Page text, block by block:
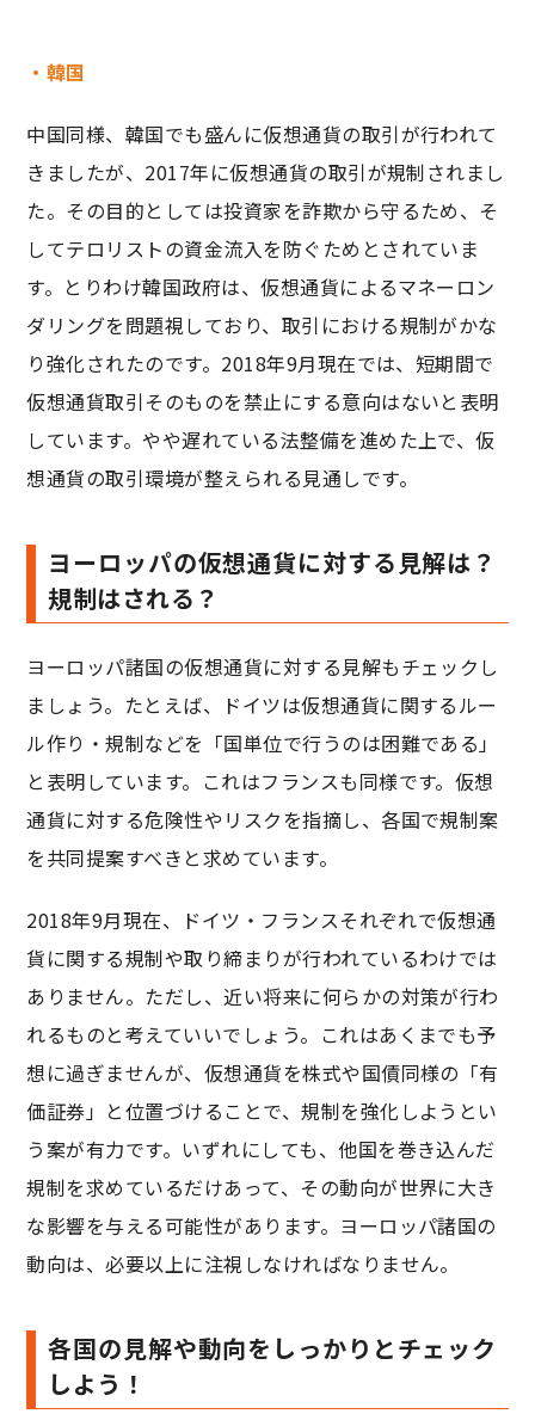
・韓国
中国同様、韓国でも盛んに仮想通貨の取引が行われて
きましたが、2017年に仮想通貨の取引が規制されまし
た。その目的としては投資家を詐欺から守るため、そ
してテロリストの資金流入を防ぐためとされていま
す。とりわけ韓国政府は、仮想通貨によるマネーロン
ダリングを問題視しており、取引における規制がかな
り強化されたのです。2018年9月現在では、短期間で
仮想通貨取引そのものを禁止にする意向はないと表明
しています。やや遅れている法整備を進めた上で、仮
想通貨の取引環境が整えられる見通しです。
ヨーロッパの仮想通貨に対する見解は？
規制はされる？
ヨーロッパ諸国の仮想通貨に対する見解もチェックし
ましょう。たとえば、ドイツは仮想通貨に関するルー
ル作り・規制などを「国単位で行うのは困難である」
と表明しています。これはフランスも同様です。仮想
通貨に対する危険性やリスクを指摘し、各国で規制案
を共同提案すべきと求めています。
2018年9月現在、ドイツ・フランスそれぞれで仮想通
貨に関する規制や取り締まりが行われているわけでは
ありません。ただし、近い将来に何らかの対策が行わ
れるものと考えていいでしょう。これはあくまでも予
想に過ぎませんが、仮想通貨を株式や国債同様の「有
価証券」と位置づけることで、規制を強化しようとい
う案が有力です。いずれにしても、他国を巻き込んだ
規制を求めているだけあって、その動向が世界に大き
な影響を与える可能性があります。ヨーロッパ諸国の
動向は、必要以上に注視しなければなりません。
各国の見解や動向をしっかりとチェック
しよう！